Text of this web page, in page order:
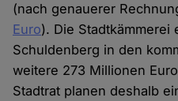
(nach genauerer
Euro). Die Stadtkämmerei
Schuldenberg in den
weitere 273 Millionen
Stadtrat planen deshalb